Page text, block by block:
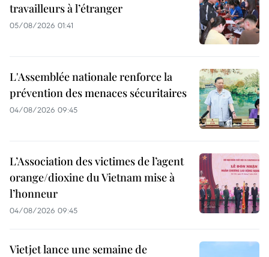
travailleurs à l’étranger
05/08/2026 01:41
L'Assemblée nationale renforce la
prévention des menaces sécuritaires
04/08/2026 09:45
L’Association des victimes de l’agent
orange/dioxine du Vietnam mise à
l’honneur
04/08/2026 09:45
Vietjet lance une semaine de